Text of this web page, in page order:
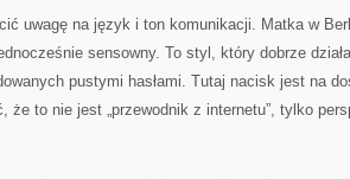
uwagę na język i ton komunikacji. Matka w
sensowny. To styl, który dobrze
pustymi hasłami. Tutaj nacisk jest na
że to nie jest „przewodnik z internetu”, tylko